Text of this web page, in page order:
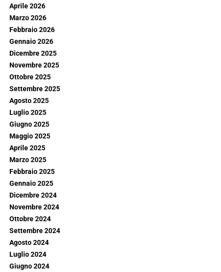
Aprile 2026
Marzo 2026
Febbraio 2026
Gennaio 2026
Dicembre 2025
Novembre 2025
Ottobre 2025
Settembre 2025
Agosto 2025
Luglio 2025
Giugno 2025
Maggio 2025
Aprile 2025
Marzo 2025
Febbraio 2025
Gennaio 2025
Dicembre 2024
Novembre 2024
Ottobre 2024
Settembre 2024
Agosto 2024
Luglio 2024
Giugno 2024